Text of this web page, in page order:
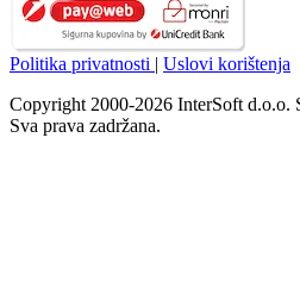
Politika privatnosti | Uslovi korištenja
Copyright 2000-2026 InterSoft d.o.o.
Sva prava zadržana.